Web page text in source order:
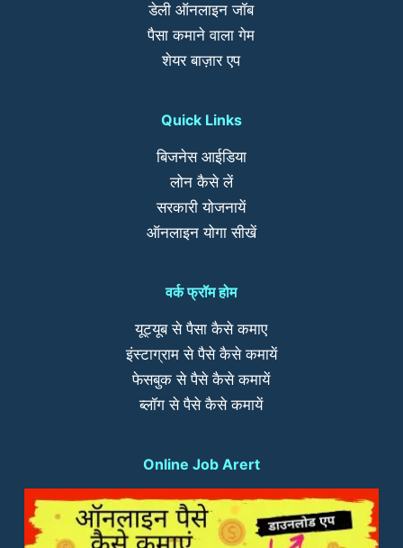
डेली ऑनलाइन जॉब
पैसा कमाने वाला गेम
शेयर बाज़ार एप
Quick Links
बिजनेस आईडिया
लोन कैसे लें
सरकारी योजनायें
ऑनलाइन योगा सीखें
वर्क फ्रॉम होम
यूट्यूब से पैसा कैसे कमाए
इंस्टाग्राम से पैसे कैसे कमायें
फेसबुक से पैसे कैसे कमायें
ब्लॉग से पैसे कैसे कमायें
Online Job Arert